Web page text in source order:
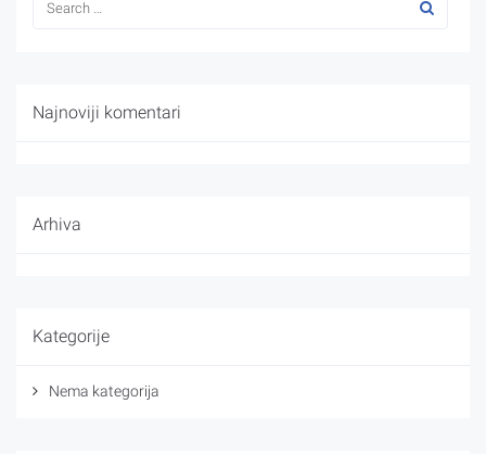
Najnoviji komentari
Arhiva
Kategorije
Nema kategorija